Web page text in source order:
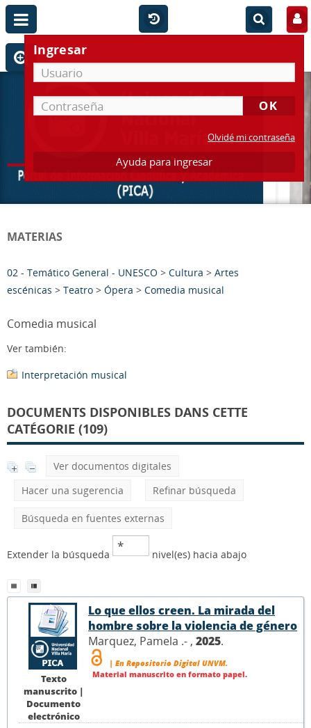
Ingresar
Olvidé mi contraseña
Ayuda para ingresar
MATERIAS
02 - Temático General - UNESCO > Cultura > Artes
escénicas > Teatro > Ópera > Comedia musical
Comedia musical
Ver también:
Interpretación musical
DOCUMENTS DISPONIBLES DANS CETTE
CATÉGORIE (109)
Ver documentos digitales
Hacer una sugerencia
Refinar búsqueda
Búsqueda en fuentes externas
Extender la búsqueda nivel(es) hacia abajo
Texto
manuscrito |
Documento
electrónico
Lo que ellos creen. La mirada del
hombre sobre la violencia de género
Marquez, Pamela .- , 2025.
| En Repositorio Digital UNVM.
Material manuscrito en formato papel.